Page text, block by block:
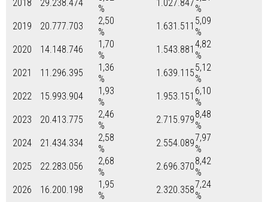
2018
29.238.474
%
1.027.847
%
2019
20.777.703
2,50
%
1.631.511 5,09
%
2020
14.148.746
1,70
%
1.543.881 4,82
%
2021
11.296.395
1,36
%
1.639.1155,12
%
2022
15.993.904
1,93
%
1.953.151 6,10
%
2023
20.413.775
2,46
%
2.715.9798,48
%
2024
21.434.334
2,58
%
2.554.0897,97
%
2025
22.283.056
2,68
%
2.696.3708,42
%
2026
16.200.198
1,95
%
2.320.3587,24
%